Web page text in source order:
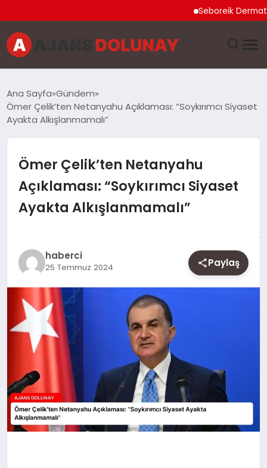
Seboreik Dermatit
EĞITIM
GÜNCEL
SAĞLIK
SIYASET
SPOR
Ana Sayfa Gündem
Ömer Çelik’ten Netanyahu Açıklaması: “Soykırımcı Siyaset
Ayakta Alkışlanmamalı”
Ömer Çelik’ten Netanyahu
Açıklaması: “Soykırımcı Siyaset
Ayakta Alkışlanmamalı”
haberci
25 Temmuz 2024 Paylaş